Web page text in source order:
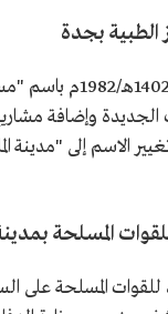
الطبية بجدة
افتتح المستشفى في عام
وإضافة
الاسم إلى "مدينة
المسلحة
المسلحة على